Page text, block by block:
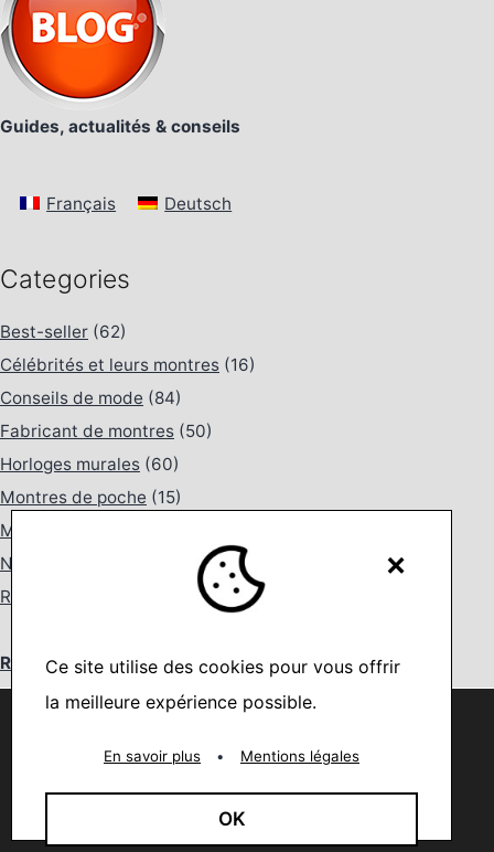
Guides, actualités & conseils
Français Deutsch
Categories
Best-seller (62)
Célébrités et leurs montres (16)
Conseils de mode (84)
Fabricant de montres (50)
Horloges murales (60)
Montres de poche (15)
Montres et instruments d'horlogerie
Nouveautés
Réveils
Répertoire des marques
AEROWATCH
CASIO
×
Ce site utilise des cookies pour vous offrir
la meilleure expérience possible.
En savoir plus • Mentions légales
OK
Nous utilisons des cookies pour vous offrir la meilleure
You can find out more about which cookies we are using or